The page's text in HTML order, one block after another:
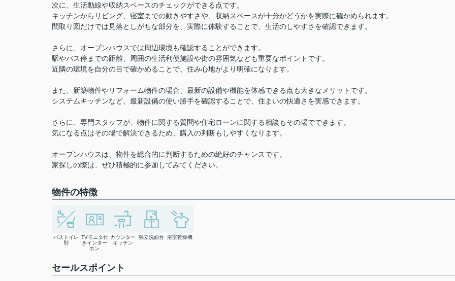
次に、生活動線や収納スペースのチェックができる点です。
キッチンからリビング、寝室までの動きやすさや、収納スペースが十分かどうかを実際に確かめられます。
間取り図だけでは見落としがちな部分を、実際に体験することで、生活のしやすさを確認できます。
さらに、オープンハウスでは周辺環境も確認することができます。
駅やバス停までの距離、周囲の生活利便施設や街の雰囲気なども重要なポイントです。
近隣の環境を自分の目で確かめることで、住み心地がより明確になります。
また、新築物件やリフォーム物件の場合、最新の設備や機能を体感できる点も大きなメリットです。
システムキッチンなど、最新設備の使い勝手を確認することで、住まいの快適さを実感できます。
さらに、専門スタッフが、物件に関する質問や住宅ローンに関する相談もその場でできます。
気になる点はその場で解決できるため、購入の判断もしやすくなります。
オープンハウスは、物件を総合的に判断するための絶好のチャンスです。
家探しの際は、ぜひ積極的に参加してみてください。
物件の特徴
バストイレ
別
TVモニタ付
きインター
ホン
カウンター
キッチン
独立洗面台 浴室乾燥機
セールスポイント